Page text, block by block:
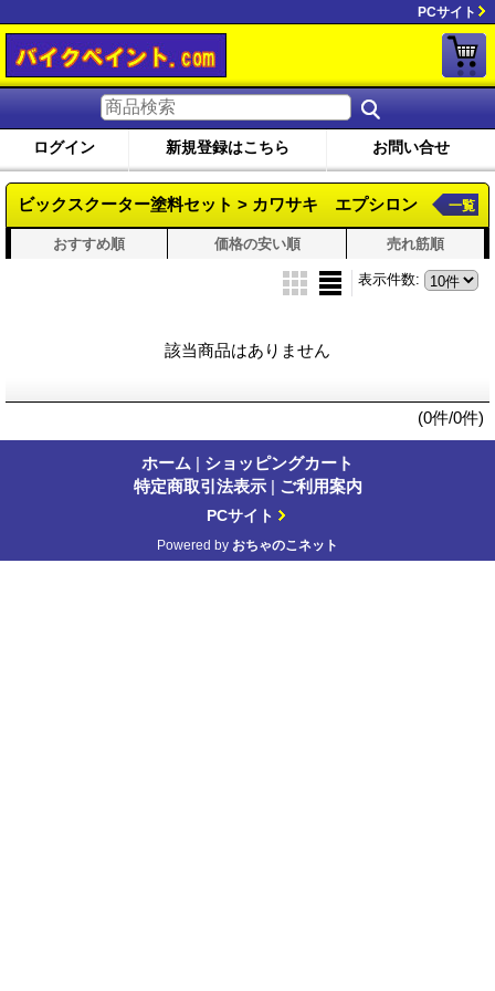
PCサイト
ログイン 新規登録はこちら お問い合せ
ビックスクーター塗料セット > カワサキ エプシロン 一覧
おすすめ順 価格の安い順 売れ筋順
表示件数:
該当商品はありません
(0件/0件)
ホーム | ショッピングカート
特定商取引法表示 | ご利用案内
PCサイト
Powered by おちゃのこネット